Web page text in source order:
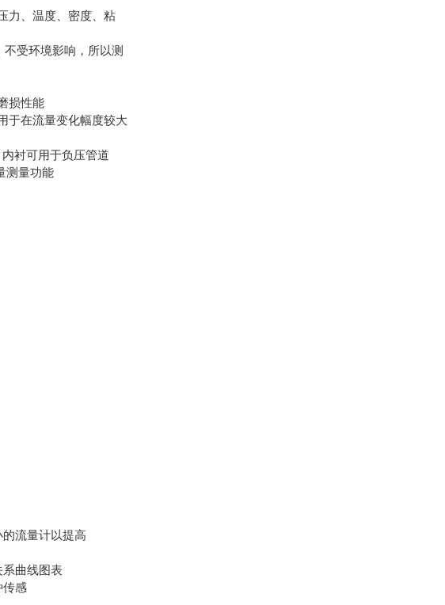
力、温度、密度、粘
受环境影响，所以测
损性能
于在流量变化幅度较大
衬可用于负压管道
测量功能
流量计以提高
曲线图表
传感